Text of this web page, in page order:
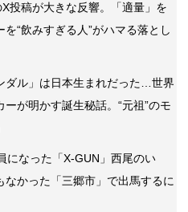
X投稿が大きな反響。「適量」を
“飲みすぎる人”がハマる落とし
ダル」は日本生まれだった…世界
が明かす誕生秘話。“元祖”のモ
になった「X-GUN」西尾のい
なかった「三郷市」で出馬するに